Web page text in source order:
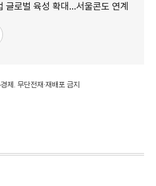
글로벌 육성 확대…서울콘도 연계
. 무단전재·재배포 금지